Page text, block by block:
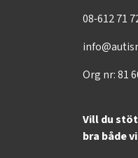
08-612 71
Org nr: 81
Vill du
bra både